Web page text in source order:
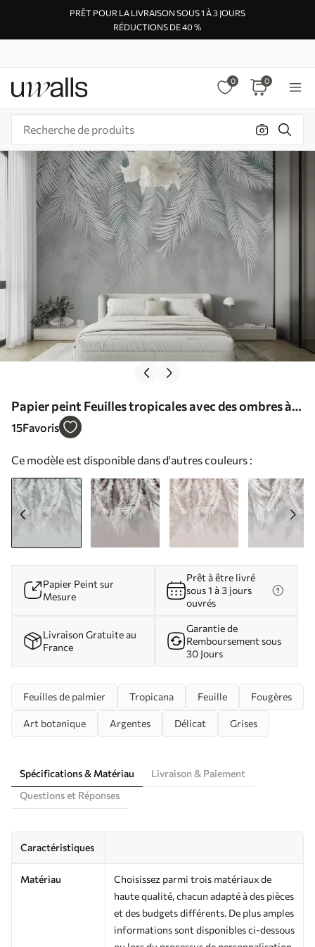
PRÊT POUR LA LIVRAISON SOUS 1 À 3 JOURS
RÉDUCTIONS DE 40 %
0 0
Papier peint Feuilles tropicales avec des ombres à
la menthe N° u48556v3
15Favoris
Ce modèle est disponible dans d'autres couleurs :
Papier Peint sur
Mesure
Prêt à être livré
sous 1 à 3 jours
ouvrés
Livraison Gratuite au
France
Garantie de
Remboursement sous
30 Jours
Feuilles de palmier Tropicana Feuille Fougères
Art botanique Argentes Délicat Grises
Spécifications & Matériau
Livraison & Paiement
Questions et Réponses
Caractéristiques
Matériau
Choisissez parmi trois matériaux de
haute qualité, chacun adapté à des pièces
et des budgets différents. De plus amples
informations sont disponibles ci-dessous